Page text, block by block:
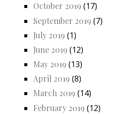
October 2019 (17)
September 2019 (7)
July 2019 (1)
June 2019 (12)
May 2019 (13)
April 2019 (8)
March 2019 (14)
February 2019 (12)